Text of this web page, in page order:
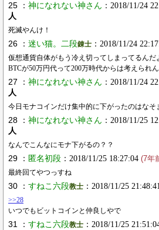
25 ： 神になれない神さん ：2018/11/24
人
死滅やんけ！
26 ： 迷い猫。二段錬士 ：2018/11/24
仮想通貨自体がもう冷え切ってしまってるんだ
BTCが50万円代って200万時代からは考えられ
27 ： 神になれない神さん ：2018/11/24
人
今日モナコインだけ集中的に下がったのはなそ
28 ： 神になれない神さん ：2018/11/25
人
なんでこんなにモナ下がるの？？
29 ： 匿名初段 ：2018/11/25 18:27:04 (7年
最終回てやつっすね
30 ： すねこ六段教士 ：2018/11/25
>>28
いつでもビットコインと仲良しやで
31 ： すねこ六段教士 ：2018/11/25